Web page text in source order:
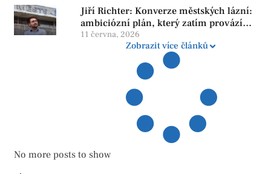
Jiří Richter: Konverze městských lázní:
ambiciózní plán, který zatím provází
více otazníků než jistot
11 června, 2026
Zobrazit více článků
No more posts to show